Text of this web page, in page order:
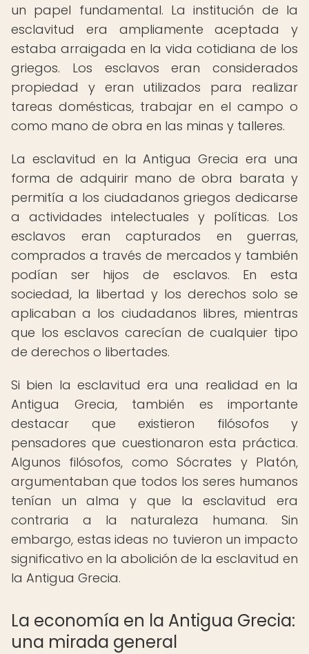
un papel fundamental. La institución de la
esclavitud era ampliamente aceptada y
estaba arraigada en la vida cotidiana de los
griegos. Los esclavos eran considerados
propiedad y eran utilizados para realizar
tareas domésticas, trabajar en el campo o
como mano de obra en las minas y talleres.
La esclavitud en la Antigua Grecia era una
forma de adquirir mano de obra barata y
permitía a los ciudadanos griegos dedicarse
a actividades intelectuales y políticas. Los
esclavos eran capturados en guerras,
comprados a través de mercados y también
podían ser hijos de esclavos. En esta
sociedad, la libertad y los derechos solo se
aplicaban a los ciudadanos libres, mientras
que los esclavos carecían de cualquier tipo
de derechos o libertades.
Si bien la esclavitud era una realidad en la
Antigua Grecia, también es importante
destacar que existieron filósofos y
pensadores que cuestionaron esta práctica.
Algunos filósofos, como Sócrates y Platón,
argumentaban que todos los seres humanos
tenían un alma y que la esclavitud era
contraria a la naturaleza humana. Sin
embargo, estas ideas no tuvieron un impacto
significativo en la abolición de la esclavitud en
la Antigua Grecia.
La economía en la Antigua Grecia:
una mirada general